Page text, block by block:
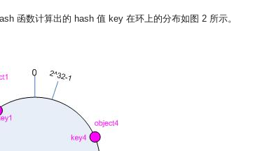
函数计算出的 hash 值 key 在环上的分布如图 2 所示。